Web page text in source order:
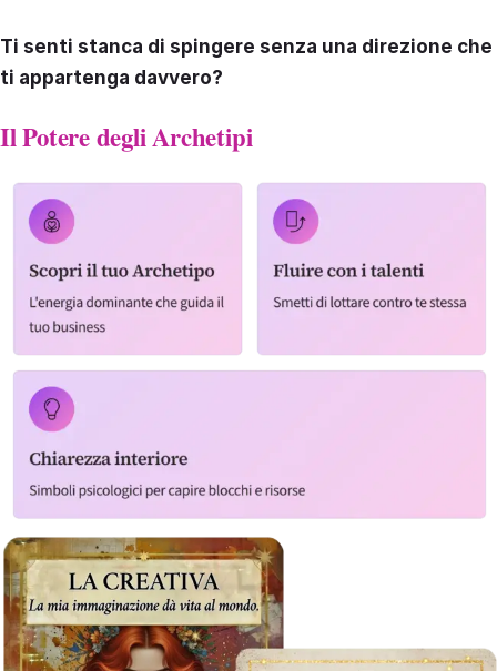
Ti senti stanca di spingere senza una direzione che
ti appartenga davvero?
Il Potere degli Archetipi